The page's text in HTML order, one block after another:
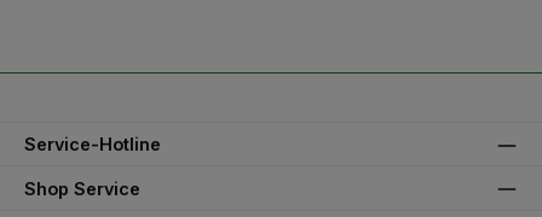
Service-Hotline
Shop Service